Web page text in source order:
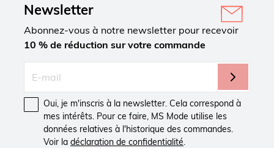
Newsletter
Abonnez-vous à notre newsletter pour recevoir
10 % de réduction sur votre commande
Oui, je m'inscris à la newsletter. Cela correspond à
mes intérêts. Pour ce faire, MS Mode utilise les
données relatives à l'historique des commandes.
Voir la déclaration de confidentialité.